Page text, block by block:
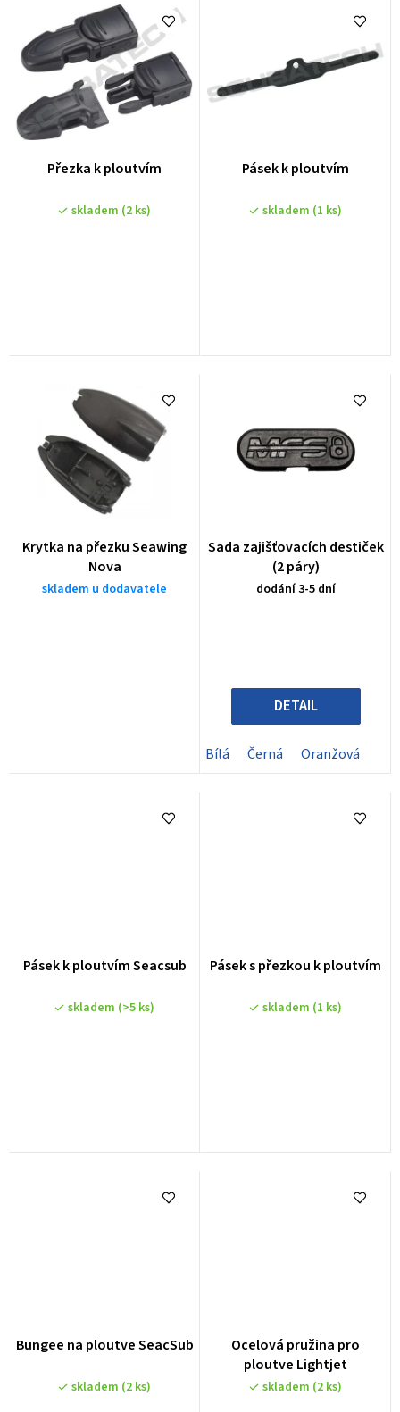
n
p
r
Přezka k ploutvím
skladem (2 ks)
Pásek k ploutvím
skladem (1 ks)
Krytka na přezku Seawing
Nova
skladem u dodavatele
Sada zajišťovacích destiček
(2 páry)
dodání 3-5 dní
DETAIL
Bílá Černá Oranžová
Pásek k ploutvím Seacsub
skladem (>5 ks)
Pásek s přezkou k ploutvím
skladem (1 ks)
Bungee na ploutve SeacSub
skladem (2 ks)
Ocelová pružina pro
ploutve Lightjet
skladem (2 ks)